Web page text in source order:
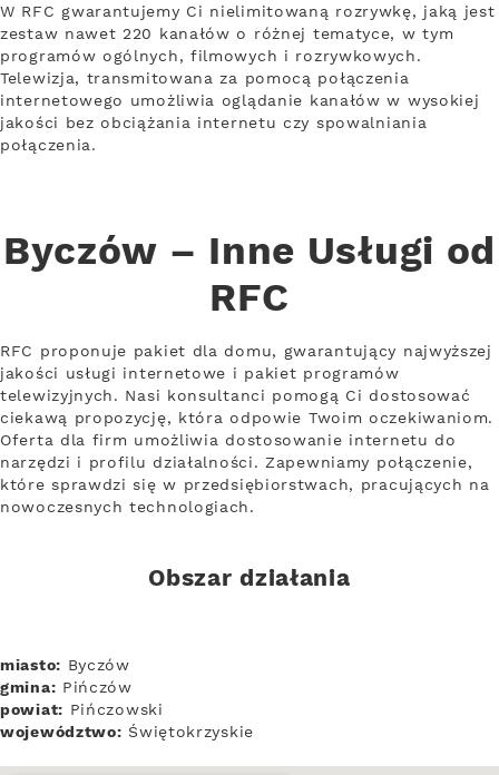
W RFC gwarantujemy Ci nielimitowaną rozrywkę, jaką jest
zestaw nawet 220 kanałów o różnej tematyce, w tym
programów ogólnych, filmowych i rozrywkowych.
Telewizja, transmitowana za pomocą połączenia
internetowego umożliwia oglądanie kanałów w wysokiej
jakości bez obciążania internetu czy spowalniania
połączenia.
Byczów – Inne Usługi od
RFC
RFC proponuje pakiet dla domu, gwarantujący najwyższej
jakości usługi internetowe i pakiet programów
telewizyjnych. Nasi konsultanci pomogą Ci dostosować
ciekawą propozycję, która odpowie Twoim oczekiwaniom.
Oferta dla firm umożliwia dostosowanie internetu do
narzędzi i profilu działalności. Zapewniamy połączenie,
które sprawdzi się w przedsiębiorstwach, pracujących na
nowoczesnych technologiach.
Obszar działania
miasto: Byczów
gmina: Pińczów
powiat: Pińczowski
województwo: Świętokrzyskie